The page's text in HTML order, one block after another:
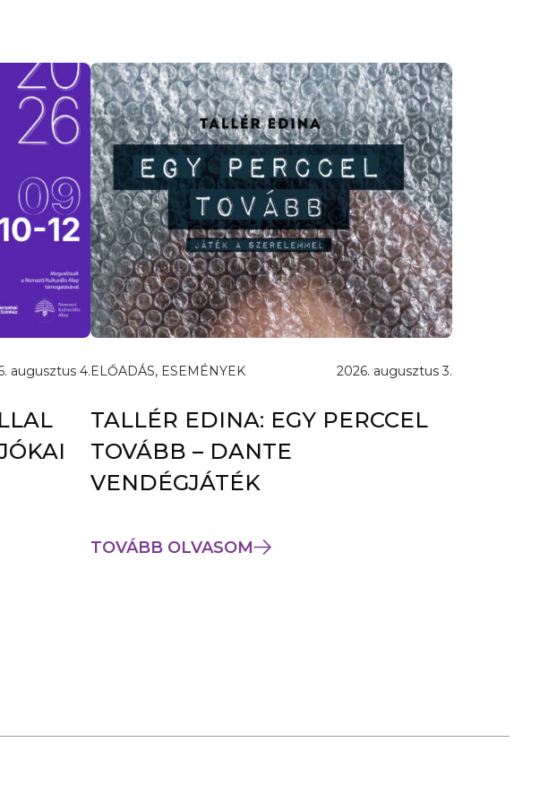
augusztus 4.ELŐADÁS, ESEMÉNYEK 2026. augusztus 3.
TALLÉR EDINA: EGY PERCCEL
TOVÁBB – DANTE
VENDÉGJÁTÉK
TOVÁBB OLVASOM